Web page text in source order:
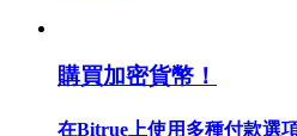
學習如何保持盈利
購買加密貨幣！
在Bitrue上使用多種付款選